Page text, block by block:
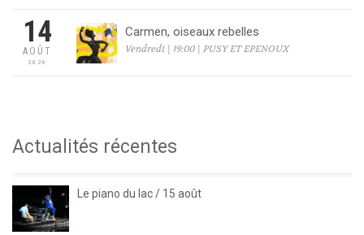
14
AOÛT
2026
Carmen, oiseaux rebelles
Vendredi | 19:00 | PUSY ET EPENOUX
Actualités récentes
Le piano du lac / 15 août